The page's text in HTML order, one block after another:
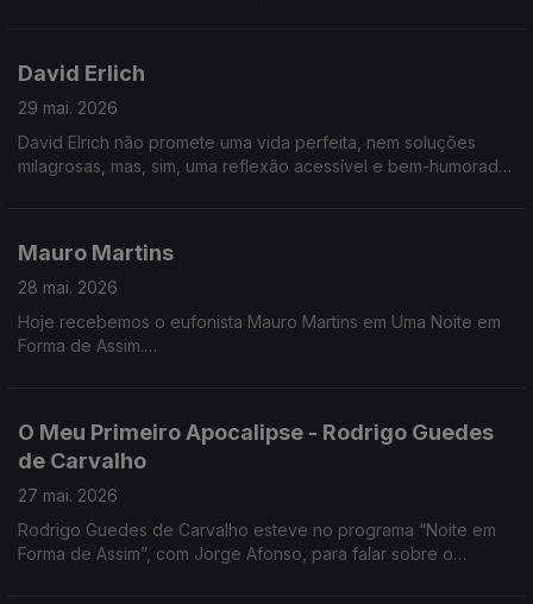
David Erlich
29 mai. 2026
David Elrich não promete uma vida perfeita, nem soluções
milagrosas, mas, sim, uma reflexão acessível e bem-humorada
Mauro Martins
28 mai. 2026
Hoje recebemos o eufonista Mauro Martins em Uma Noite em
Forma de Assim.
O Meu Primeiro Apocalipse - Rodrigo Guedes
de Carvalho
27 mai. 2026
Rodrigo Guedes de Carvalho esteve no programa “Noite em
Forma de Assim”, com Jorge Afonso, para falar sobre o